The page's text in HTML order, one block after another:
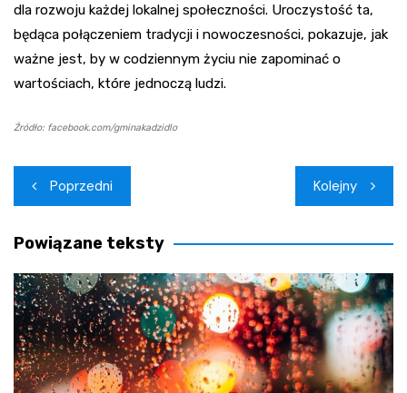
dla rozwoju każdej lokalnej społeczności. Uroczystość ta,
będąca połączeniem tradycji i nowoczesności, pokazuje, jak
ważne jest, by w codziennym życiu nie zapominać o
wartościach, które jednoczą ludzi.
Źródło: facebook.com/gminakadzidlo
Nawigacja
wpisu
Poprzedni Kolejny
Powiązane teksty